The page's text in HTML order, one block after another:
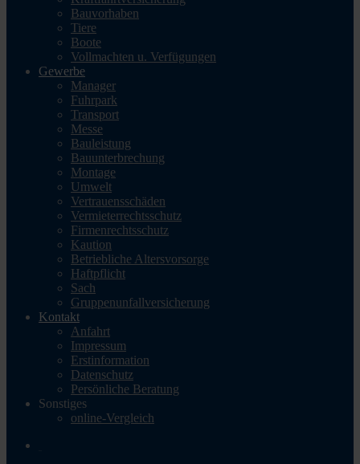
Bauvorhaben
Tiere
Boote
Vollmachten u. Verfügungen
Gewerbe
Manager
Fuhrpark
Transport
Messe
Bauleistung
Bauunterbrechung
Montage
Umwelt
Vertrauensschäden
Vermieterrechtsschutz
Firmenrechtsschutz
Kaution
Betriebliche Altersvorsorge
Haftpflicht
Sach
Gruppenunfallversicherung
Kontakt
Anfahrt
Impressum
Erstinformation
Datenschutz
Persönliche Beratung
Sonstiges
online-Vergleich